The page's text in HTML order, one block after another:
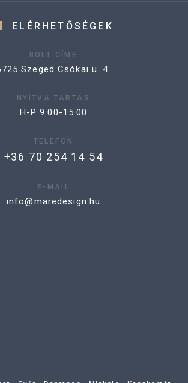
ELÉRHETŐSÉGEK
BOLT CÍME
Szeged Csókai u. 4.
NYITVA TARTÁS
H-P 9:00-15:00
TELEFON
+36 70 254 14 54
E-MAIL
info@maredesign.hu